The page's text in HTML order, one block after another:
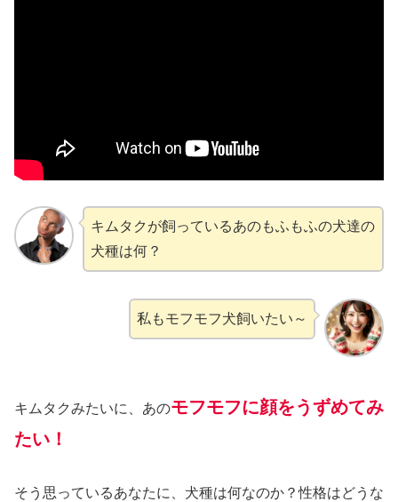
キムタクが飼っているあのもふもふの犬達の
犬種は何？
私もモフモフ犬飼いたい～
キムタクみたいに、あのモフモフに顔をうずめてみ
たい！
そう思っているあなたに、犬種は何なのか？性格はどうな